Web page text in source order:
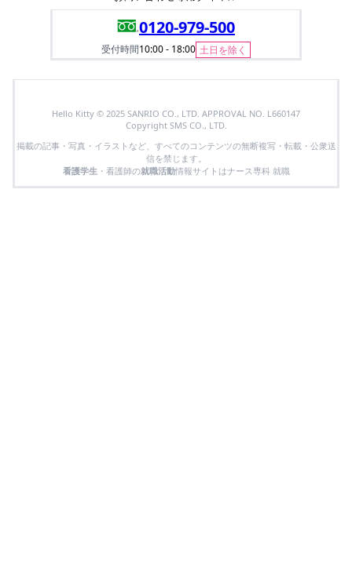
0120-979-500
受付時間10:00 - 18:00 土日を除く
Hello Kitty © 2025 SANRIO CO., LTD. APPROVAL NO. L660147
Copyright SMS CO., LTD.
掲載の記事・写真・イラストなど、すべてのコンテンツの無断複写・転載・公衆送
信を禁じます。
看護学生 ・看護師の就職活動情報サイトはナース専科 就職